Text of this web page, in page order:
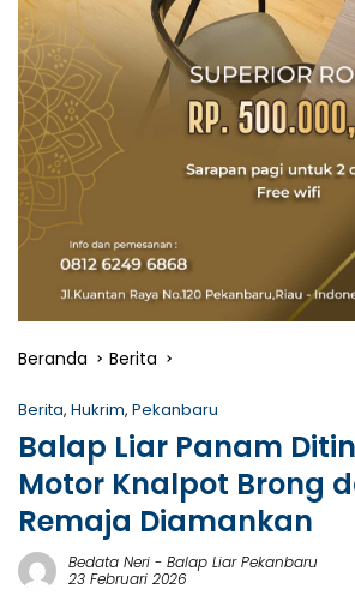
Beranda Berita
Berita, Hukrim, Pekanbaru
Balap Liar Panam
Motor Knalpot Brong
Remaja Diamankan
Bedata Neri - Balap Liar Pekanbaru
23 Februari 2026